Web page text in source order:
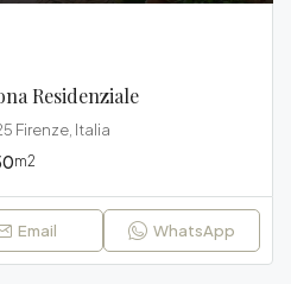
Residenziale
Firenze, Italia
m2
Email WhatsApp